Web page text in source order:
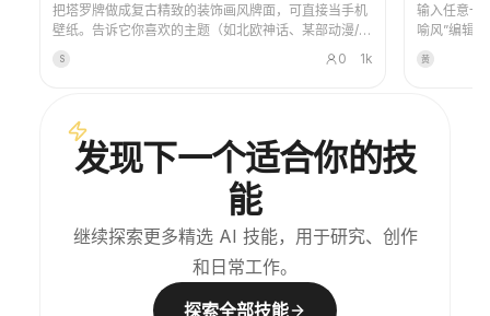
把塔罗牌做成复古精致的装饰画风牌面，可直接当手机
壁纸。告诉它你喜欢的主题（如北欧神话、某部动漫/游
戏IP）或想抽哪些牌，它就能产出风格统一、寓意精美
的塔罗牌图。支持整套78张、单组或自选几张，画面精
务）。
S 0 1k
输入任意一
喻风”编辑
色点缀的
幅。适用
黄
发现下一个适合你的技
能
继续探索更多精选 AI 技能，用于研究、创作
和日常工作。
探索全部技能